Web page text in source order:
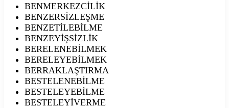
BENMERKEZCİLİK
BENZERSİZLEŞME
BENZETİLEBİLME
BENZEYİŞSİZLİK
BERELENEBİLMEK
BERELEYEBİLMEK
BERRAKLAŞTIRMA
BESTELENEBİLME
BESTELEYEBİLME
BESTELEYİVERME